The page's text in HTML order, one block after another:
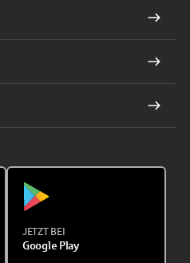
JETZT BEI
Google Play